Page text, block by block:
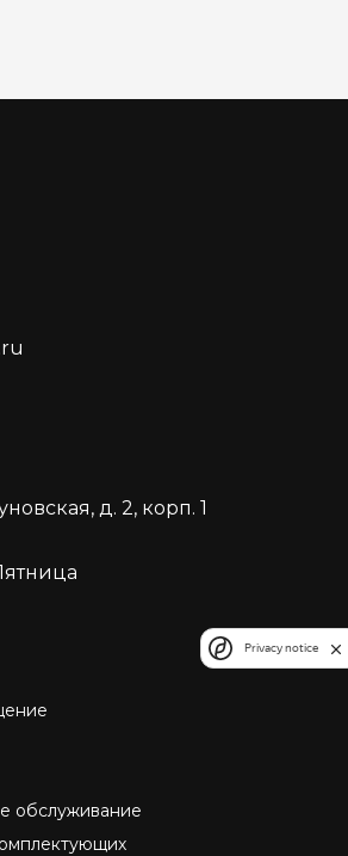
д. 2, корп. 1
обслуживание
Privacy notice